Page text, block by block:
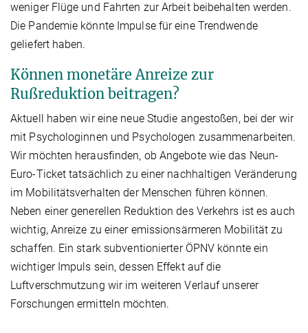
weniger Flüge und Fahrten zur Arbeit beibehalten werden.
Die Pandemie könnte Impulse für eine Trendwende
geliefert haben.
Können monetäre Anreize zur
Rußreduktion beitragen?
Aktuell haben wir eine neue Studie angestoßen, bei der wir
mit Psychologinnen und Psychologen zusammenarbeiten.
Wir möchten herausfinden, ob Angebote wie das Neun-
Euro-Ticket tatsächlich zu einer nachhaltigen Veränderung
im Mobilitätsverhalten der Menschen führen können.
Neben einer generellen Reduktion des Verkehrs ist es auch
wichtig, Anreize zu einer emissionsärmeren Mobilität zu
schaffen. Ein stark subventionierter ÖPNV könnte ein
wichtiger Impuls sein, dessen Effekt auf die
Luftverschmutzung wir im weiteren Verlauf unserer
Forschungen ermitteln möchten.